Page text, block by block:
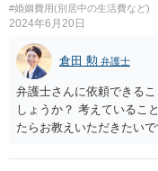
ったと判断されるか次第
された場合、それまで夫
不貞以前に夫婦関係が破
にも思われます。 また、
婚請求は一般に困難とな
っている訳ではないので
所が有責配偶者からの請
断することになります。
#婚姻費用(別居中の生活費など)
2024年6月20日
倉田 勲 弁護士
弁護士さんに依頼できる
しょうか？ 考えているこ
たらお教えいただきたい
次第になりますが、この